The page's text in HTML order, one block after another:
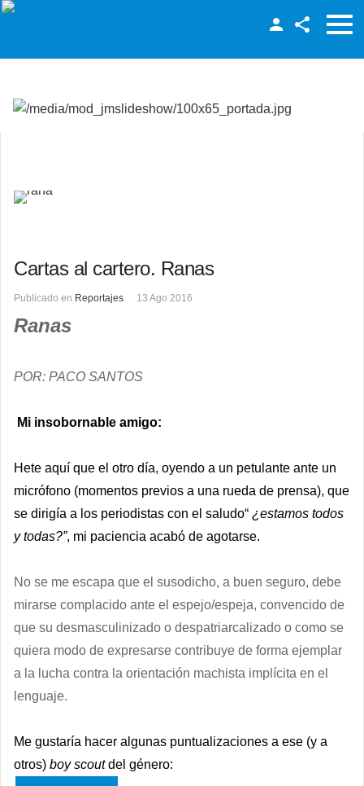
LinkedIn
Cartas al cartero. Ranas
Publicado en Reportajes 13 Ago 2016
Ranas
POR: PACO SANTOS
Mi insobornable amigo:
Hete aquí que el otro día, oyendo a un petulante ante un
micrófono (momentos previos a una rueda de prensa), que
se dirigía a los periodistas con el saludo“ ¿estamos todos
y todas?”, mi paciencia acabó de agotarse.
No se me escapa que el susodicho, a buen seguro, debe
mirarse complacido ante el espejo/espeja, convencido de
que su desmasculinizado o despatriarcalizado o como se
quiera modo de expresarse contribuye de forma ejemplar
a la lucha contra la orientación machista implícita en el
lenguaje.
Me gustaría hacer algunas puntualizaciones a ese (y a
otros) boy scoutdel género: